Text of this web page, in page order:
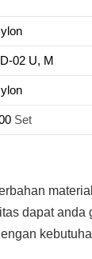
02 U, M
Set
dapat anda